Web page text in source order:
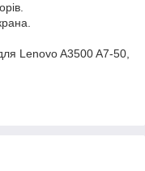
Lenovo A3500 A7-50,